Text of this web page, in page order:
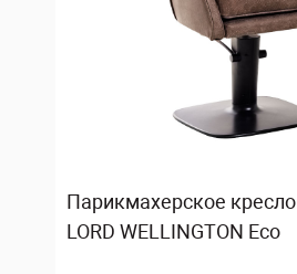
Парикмахерское кресло
LORD WELLINGTON Eco